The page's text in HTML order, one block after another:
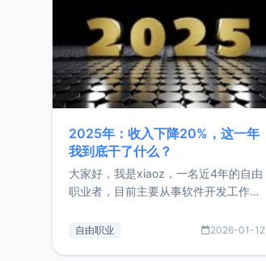
2025年：收入下降20%，这一年
我到底干了什么？
大家好，我是xiaoz，一名近4年的自由
职业者，目前主要从事软件开发工作。
的总结，内容主要包括：工作、学习、
自由职业 2026-01-12